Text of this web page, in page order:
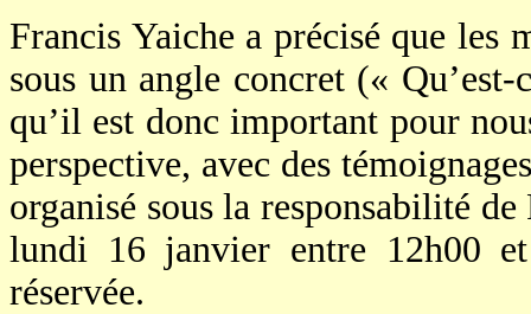
Francis Yaiche a précisé que les
sous un angle concret («
qu’il est donc important pour
perspective, avec des
organisé sous la responsabilité
lundi 16 janvier entre 12h00
réservée.